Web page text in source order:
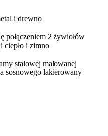
i drewno
połączeniem 2 żywiołów
ciepło i zimno
stalowej malowanej
sosnowego lakierowany